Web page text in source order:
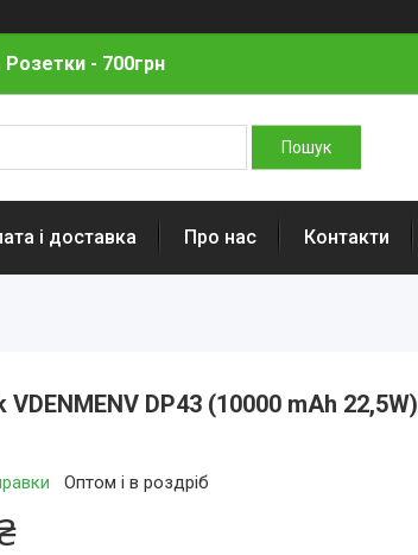
Розетки - 700грн
і доставка Про нас Контакти
VDENMENV DP43 (10000 mAh 22,5W)
Оптом і в роздріб